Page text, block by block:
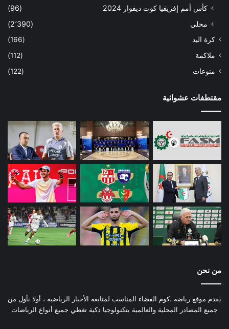
كأس أمم إفريقيا كوت ديفوار 2024
(96)
محلي
(2٬390)
كرة اليد
(166)
ملاكمة
(112)
منوعات
(122)
مقتطفات عشوائية
من نحن
يقدم موقع رياضة .كوم الفضاء المناسب لمتابعة الأخبار الرياضية ، أولا بأول من
جميع المصادر المحلية والعالمية بتكنولوجيا ذكية تغطي جميع أنواع الرياضات